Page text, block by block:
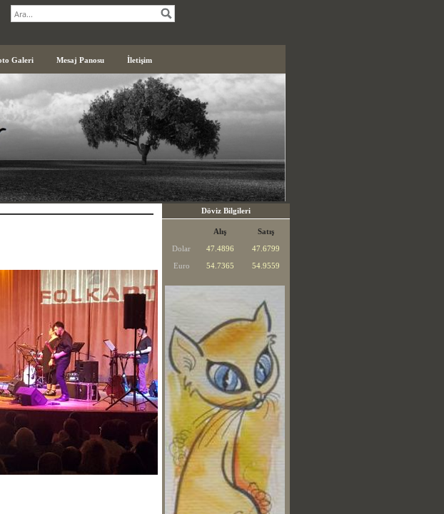
Galeri Mesaj Panosu İletişim
Döviz Bilgileri
Alış
Satış
Dolar
47.4896
47.6799
Euro
54.7365 54.9559